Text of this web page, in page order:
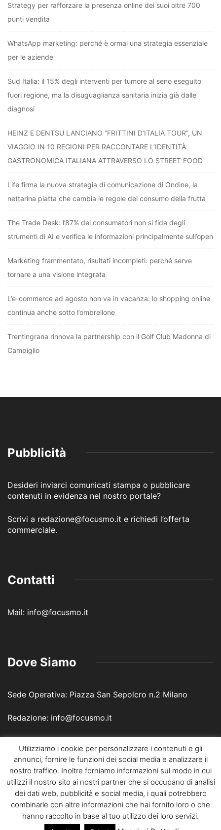
Strategy per rafforzare la presenza online dei suoi oltre 700
punti vendita
WhatsApp marketing: perché è ormai una strategia essenziale
per le aziende
Sud Italia: il 15% degli interventi per tumore al seno eseguito
fuori regione, ma la disuguaglianza sanitaria inizia già dalle
diagnosi
HEINZ E DENTSU LANCIANO “FRITTINI D’ITALIA TOUR”, UN
VIAGGIO IN 10 REGIONI PER RACCONTARE L’IDENTITÀ
GASTRONOMICA ITALIANA ATTRAVERSO LO STREET FOOD
Life firma la nuova strategia di comunicazione di Ondine, la
nettarina piatta che cambia le regole del consumo della frutta
The Trade Desk: l’87% dei consumatori non si fida degli
strumenti di AI e verifica le informazioni principalmente sull’open
Marketing frammentato, risultati incompleti: perché serve
tornare a una visione integrata
L’e-commerce ad agosto non va in vacanza: lo shopping online
continua anche sotto l’ombrellone
Trentingrana rinnova la partnership con il Golf Club Madonna di
Campiglio
Pubblicità
Desideri inviarci comunicati stampa o pubblicare
contenuti in evidenza nel nostro portale?
Scrivi a redazione@focusmo.it e richiedi l’offerta
commerciale.
Contatti
Mail: info@focusmo.it
Dove Siamo
Sede Operativa: Piazza San Sepolcro n.2 Milano
Redazione: info@focusmo.it
Focus Media Online - © 2019 | Un progetto della Fattoretto
Agency - P.iva 04245770278
Utilizziamo i cookie per personalizzare i contenuti e gli
annunci, fornire le funzioni dei social media e analizzare il
nostro traffico. Inoltre forniamo informazioni sul modo in cui
utilizzi il nostro sito ai nostri partner che si occupano di analisi
dei dati web, pubblicità e social media, i quali potrebbero
combinarle con altre informazioni che hai fornito loro o che
hanno raccolto in base al tuo utilizzo dei loro servizi.